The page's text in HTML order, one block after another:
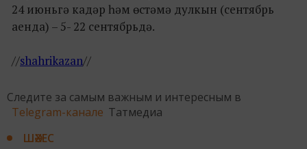
24 июньгә кадәр һәм өстәмә дулкын (сентябрь
аенда) – 5- 22 сентябрьдә.
//shahrikazan//
Следите за самым важным и интересным в
Telegram-канале Татмедиа
ШӘХЕС